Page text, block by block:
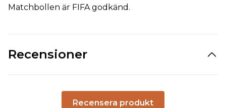
Matchbollen är FIFA godkänd.
Recensioner
Recensera produkt